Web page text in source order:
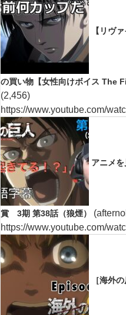
【リヴ
の買い物【女性向けボイス The
(2,456)
https://www.youtube.com/
アニメ
賞 3期 第38話（狼煙）
https://www.youtube.com/
［海外